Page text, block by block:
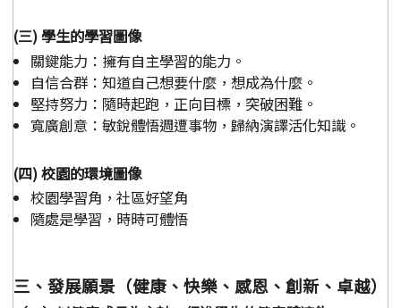
(三) 學生的學習圖像
關鍵能力：擁有自主學習的能力。
自信合群：知道自己想要什麼，想成為什麼。
堅持努力：隨時起跑，正向目標，突破困難。
寬廣創意：敏銳體悟週遭事物，歸納演譯活化知識。
(四) 校園的環境圖像
校園學習角，社區好望角
隨處是學習，時時可體悟
三、發展願景（健康、快樂、感恩、創新、卓越）